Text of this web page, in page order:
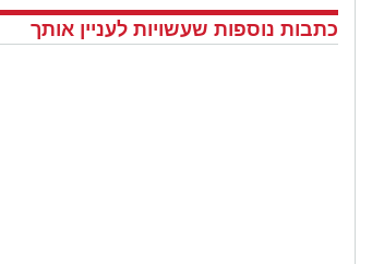
כתבות נוספות שעשויות לעניין אותך